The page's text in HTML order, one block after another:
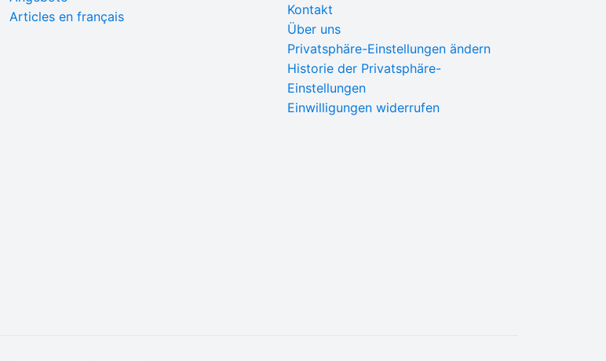
Articles en français
Kontakt
Über uns
Privatsphäre-Einstellungen ändern
Historie der Privatsphäre-
Einstellungen
Einwilligungen widerrufen